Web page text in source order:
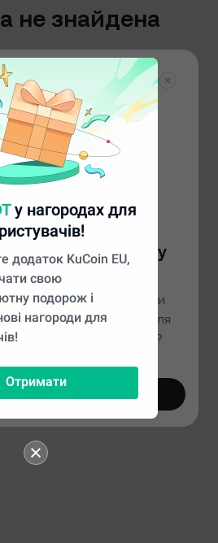
не знайдена
сторінку, яку ви шукаєте, але
нашій головній сторінці є ще
чого цікавого.
На головну
у нагородах для
додаток KuCoin EU,
свою
подорож і
нагороди для
Отримати
в іншому
регіоні
місцеперебування, ми
на сайтGlobal
для
Бажаєте продовжити?
Перейти